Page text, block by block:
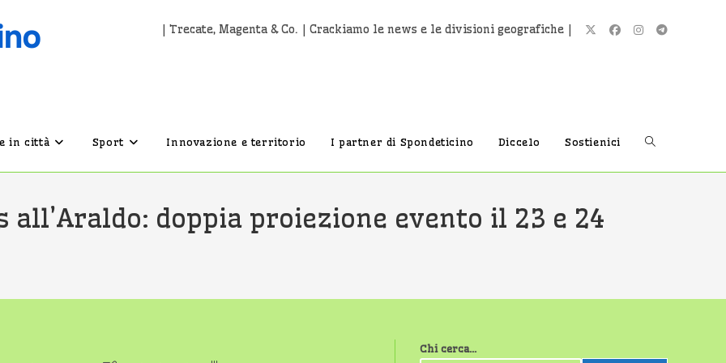
| Trecate, Magenta & Co. | Crackiamo le news e le divisioni geografiche |
in città Sport Innovazione e territorio I partner di Spondeticino Diccelo Sostienici Attiva/
all’Araldo: doppia proiezione evento il 23 e 24
Chi cerca...